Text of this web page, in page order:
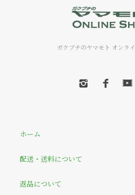
ガクブチのヤマモト オンラ
ホーム
配送・送料について
返品について